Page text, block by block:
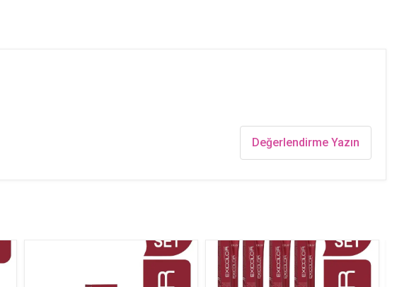
Değerlendirme Yazın